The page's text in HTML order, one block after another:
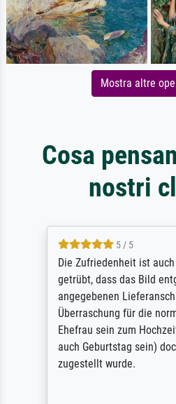
Mostra altre
Cosa
nostri
5 / 5
Die Zufriedenheit ist
getrübt, dass das Bild
angegebenen
Überraschung für die
Ehefrau sein zum
auch Geburtstag sein)
zugestellt wurde.